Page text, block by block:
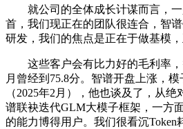
就公司的全体成长计谋而言，一
首，我们现正在的团队很连合，智
研发，我们的焦点是正在于做基模，
这些客户会有比力好的毛利率，
月曾经到75.8分。智谱开盘上涨，
（2025年2月），他也谈及了，从
谱联袂迭代GLM大模子框架，一方
的能力博得用户。我们很看沉Token